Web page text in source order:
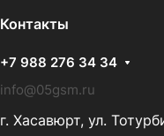
Контакты
+7 988 276 34 34
info@05gsm.ru
г. Хасавюрт, ул.